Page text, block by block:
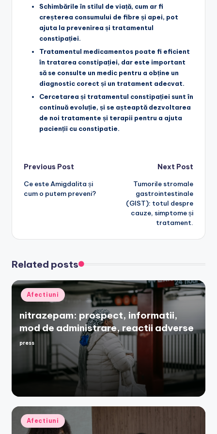
Schimbările în stilul de viață, cum ar fi
creșterea consumului de fibre și apei, pot
ajuta la prevenirea și tratamentul
constipației.
Tratamentul medicamentos poate fi eficient
în tratarea constipației, dar este important
să se consulte un medic pentru a obține un
diagnostic corect și un tratament adecvat.
Cercetarea și tratamentul constipației sunt în
continuă evoluție, și se așteaptă dezvoltarea
de noi tratamente și terapii pentru a ajuta
pacienții cu constipatie.
Post
navigation
Previous Post
Ce este Amigdalita și
cum o putem preveni?
Next Post
Tumorile stromale
gastrointestinale
(GIST): totul despre
cauze, simptome și
tratament.
Related posts
Posted
in
Afectiuni
nitrazepam: prospect, informatii,
mod de administrare, reactii adverse
Posted
press
Posted
in
Afectiuni